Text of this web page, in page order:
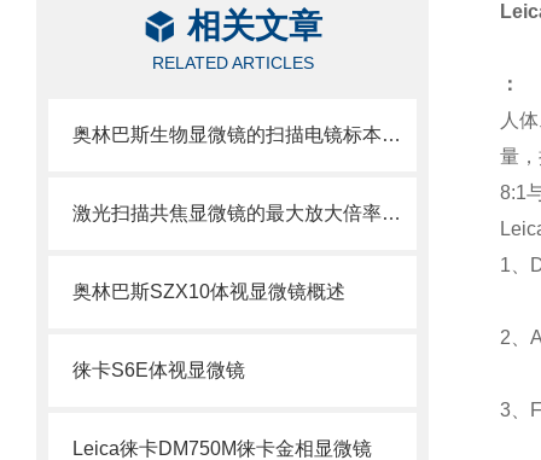
相关文章
RELATED ARTICLES
奥林巴斯生物显微镜的扫描电镜标本制备方法
激光扫描共焦显微镜的最大放大倍率是多少？
奥林巴斯SZX10体视显微镜概述
徕卡S6E体视显微镜
Leica徕卡DM750M徕卡金相显微镜
：
人
量
8:1
1、
2、
3、